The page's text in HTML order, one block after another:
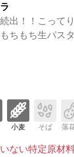
出！！こって
ちもち生パス
小麦 そば 落
ない特定原材